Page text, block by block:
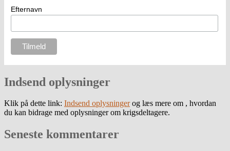
Efternavn
Indsend oplysninger
Klik på dette link: Indsend oplysningerog læs mere om , hvordan
du kan bidrage med oplysninger om krigsdeltagere.
Seneste kommentarer